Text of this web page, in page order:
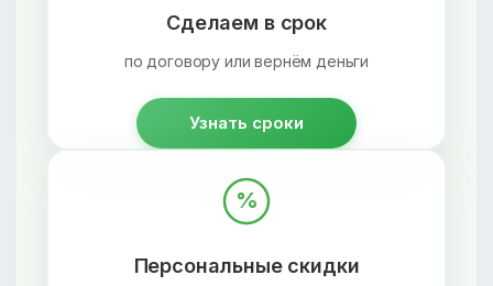
Сделаем в срок
по договору или вернём деньги
Узнать сроки
%
Персональные скидки